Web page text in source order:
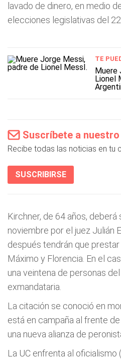
lavado de dinero, en medio
elecciones legislativas del
TE
Muere
Lionel
Suscríbete a
Recibe todas las noticias en tu
SUSCRIBIRSE
Kirchner, de 64 años, deberá
noviembre por el juez Julián
después tendrán que
Máximo y Florencia. En el
una veintena de personas
exmandataria.
La citación se conoció en
está en campaña al frente de
una nueva alianza de
La UC enfrenta al oficialismo